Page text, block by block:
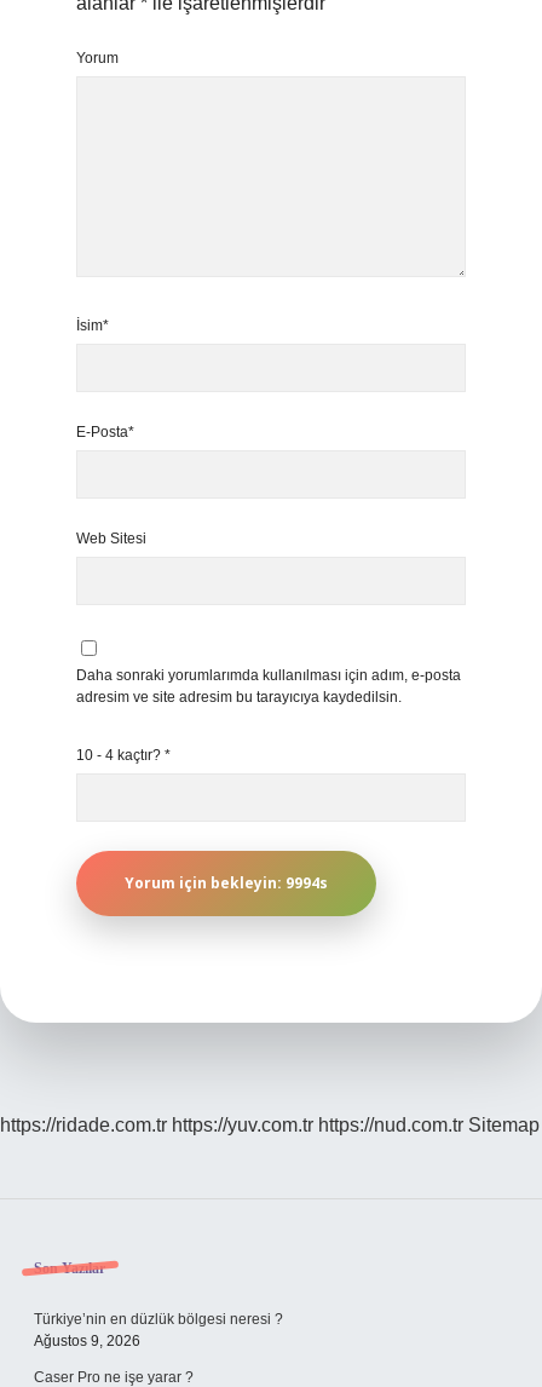
Yorum
İsim*
E-Posta*
Web Sitesi
Daha sonraki yorumlarımda kullanılması için adım, e-posta
adresim ve site adresim bu tarayıcıya kaydedilsin.
10 - 4 kaçtır? *
https://ridade.com.tr https://yuv.com.tr https://nud.com.tr Sitemap
Sidebar
Son Yazılar
Türkiye’nin en düzlük bölgesi neresi ?
Ağustos 9, 2026
Caser Pro ne işe yarar ?